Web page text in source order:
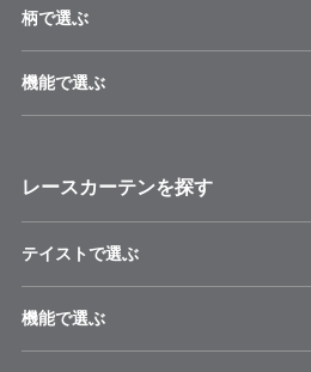
柄で選ぶ
機能で選ぶ
レースカーテンを探す
テイストで選ぶ
機能で選ぶ